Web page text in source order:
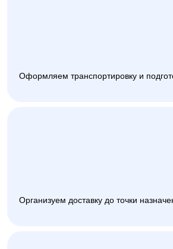
Оформляем транспортировку и
Организуем доставку до точки